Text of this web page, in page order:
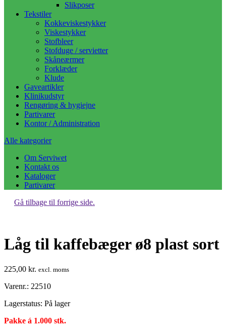
Slikposer
Tekstiler
Kokkeviskestykker
Viskestykker
Stofbleer
Stofduge / servietter
Skåneærmer
Forklæder
Klude
Gaveartikler
Klinikudstyr
Rengøring & hygiejne
Partivarer
Kontor / Administration
Alle kategorier
Om Serviwet
Kontakt os
Kataloger
Partivarer
Gå tilbage til forrige side.
Låg til kaffebæger ø8 plast sort
225,00 kr. excl. moms
Varenr.: 22510
Lagerstatus: På lager
Pakke á 1.000 stk.